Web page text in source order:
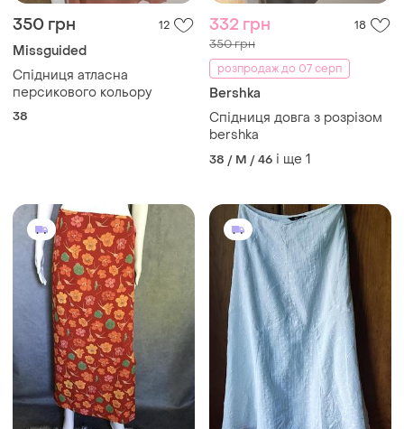
350 грн 12
Missguided
Спідниця атласна
персикового кольору
38
332 грн 18
350 грн
розпродаж до 07 серп
Bershka
Спідниця довга з розрізом
bershka
38 / M / 46 і ще 1